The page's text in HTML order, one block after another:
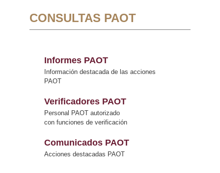
CONSULTAS PAOT
Informes PAOT
Información destacada de las acciones
PAOT
Verificadores PAOT
Personal PAOT autorizado
con funciones de verificación
Comunicados PAOT
Acciones destacadas PAOT